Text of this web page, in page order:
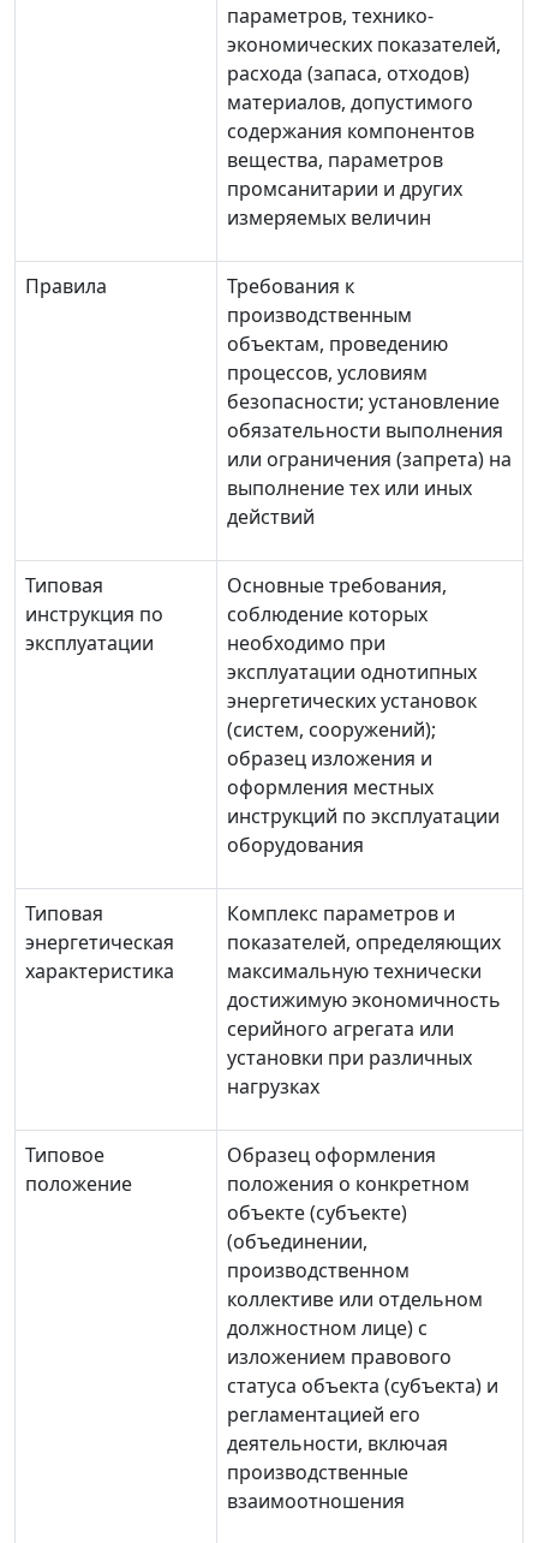
параметров, технико-
экономических показателей,
расхода (запаса, отходов)
материалов, допустимого
содержания компонентов
вещества, параметров
промсанитарии и других
измеряемых величин
Правила
Требования к
производственным
объектам, проведению
процессов, условиям
безопасности; установление
обязательности выполнения
или ограничения (запрета) на
выполнение тех или иных
действий
Типовая
инструкция по
эксплуатации
Основные требования,
соблюдение которых
необходимо при
эксплуатации однотипных
энергетических установок
(систем, сооружений);
образец изложения и
оформления местных
инструкций по эксплуатации
оборудования
Типовая
энергетическая
характеристика
Комплекс параметров и
показателей, определяющих
максимальную технически
достижимую экономичность
серийного агрегата или
установки при различных
нагрузках
Типовое
положение
Образец оформления
положения о конкретном
объекте (субъекте)
(объединении,
производственном
коллективе или отдельном
должностном лице) с
изложением правового
статуса объекта (субъекта) и
регламентацией его
деятельности, включая
производственные
взаимоотношения